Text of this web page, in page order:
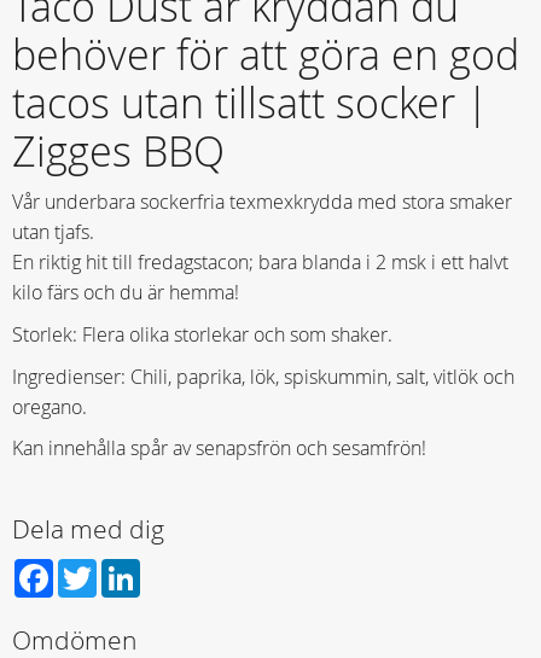
behöver för att göra en god
tacos utan tillsatt socker |
Zigges BBQ
Vår underbara sockerfria texmexkrydda med stora smaker
utan tjafs.
En riktig hit till fredagstacon; bara blanda i 2 msk i ett halvt
kilo färs och du är hemma!
Storlek: Flera olika storlekar och som shaker.
Ingredienser: Chili, paprika, lök, spiskummin, salt, vitlök och
oregano.
Kan innehålla spår av senapsfrön och sesamfrön!
Dela med dig
Facebook
Twitter
Omdömen